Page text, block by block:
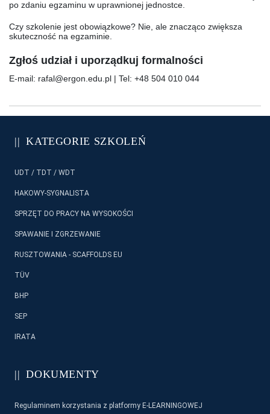
po zdaniu egzaminu w uprawnionej jednostce.
Czy szkolenie jest obowiązkowe? Nie, ale znacząco zwiększa
skuteczność na egzaminie.
Zgłoś udział i uporządkuj formalności
E-mail: rafal@ergon.edu.pl | Tel: +48 504 010 044
KATEGORIE SZKOLEŃ
UDT / TDT / WDT
HAKOWY-SYGNALISTA
SPRZĘT DO PRACY NA WYSOKOŚCI
SPAWANIE I ZGRZEWANIE
RUSZTOWANIA - SCAFFOLDS EU
TÜV
BHP
SEP
IRATA
DOKUMENTY
Regulaminem korzystania z platformy E-LEARNINGOWEJ